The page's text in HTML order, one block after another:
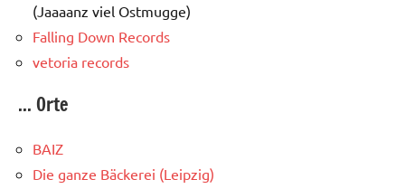
(Jaaaanz viel Ostmugge)
Falling Down Records
vetoria records
... Orte
BAIZ
Die ganze Bäckerei (Leipzig)